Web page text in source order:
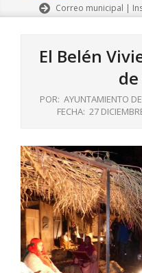
Correo municipal |
El Belén
POR: AYUNTAMIENTO
FECHA: 27